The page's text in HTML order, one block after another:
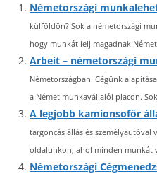
Németországi
külföldön? Sok a németországi
hogy munkát lelj magadnak
Arbeit – németországi
Németországban. Cégünk
a Német munkavállalói piacon.
A legjobb kamionsofőr
targoncás állás és
oldalunkon, ahol minden munkát
Németországi